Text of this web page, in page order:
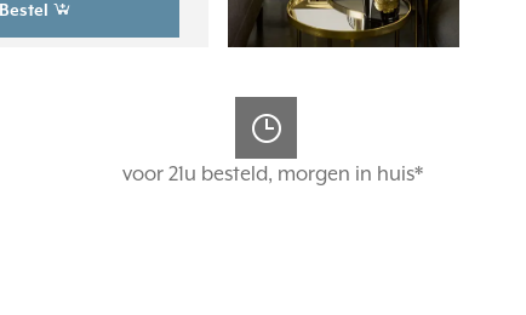
Bestel
voor 21u besteld, morgen in huis*